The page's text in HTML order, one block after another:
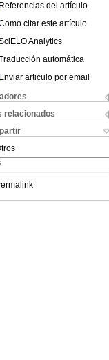
Referencias del artículo
citar este artículo
Analytics
automática
Enviar articulo por email
relacionados